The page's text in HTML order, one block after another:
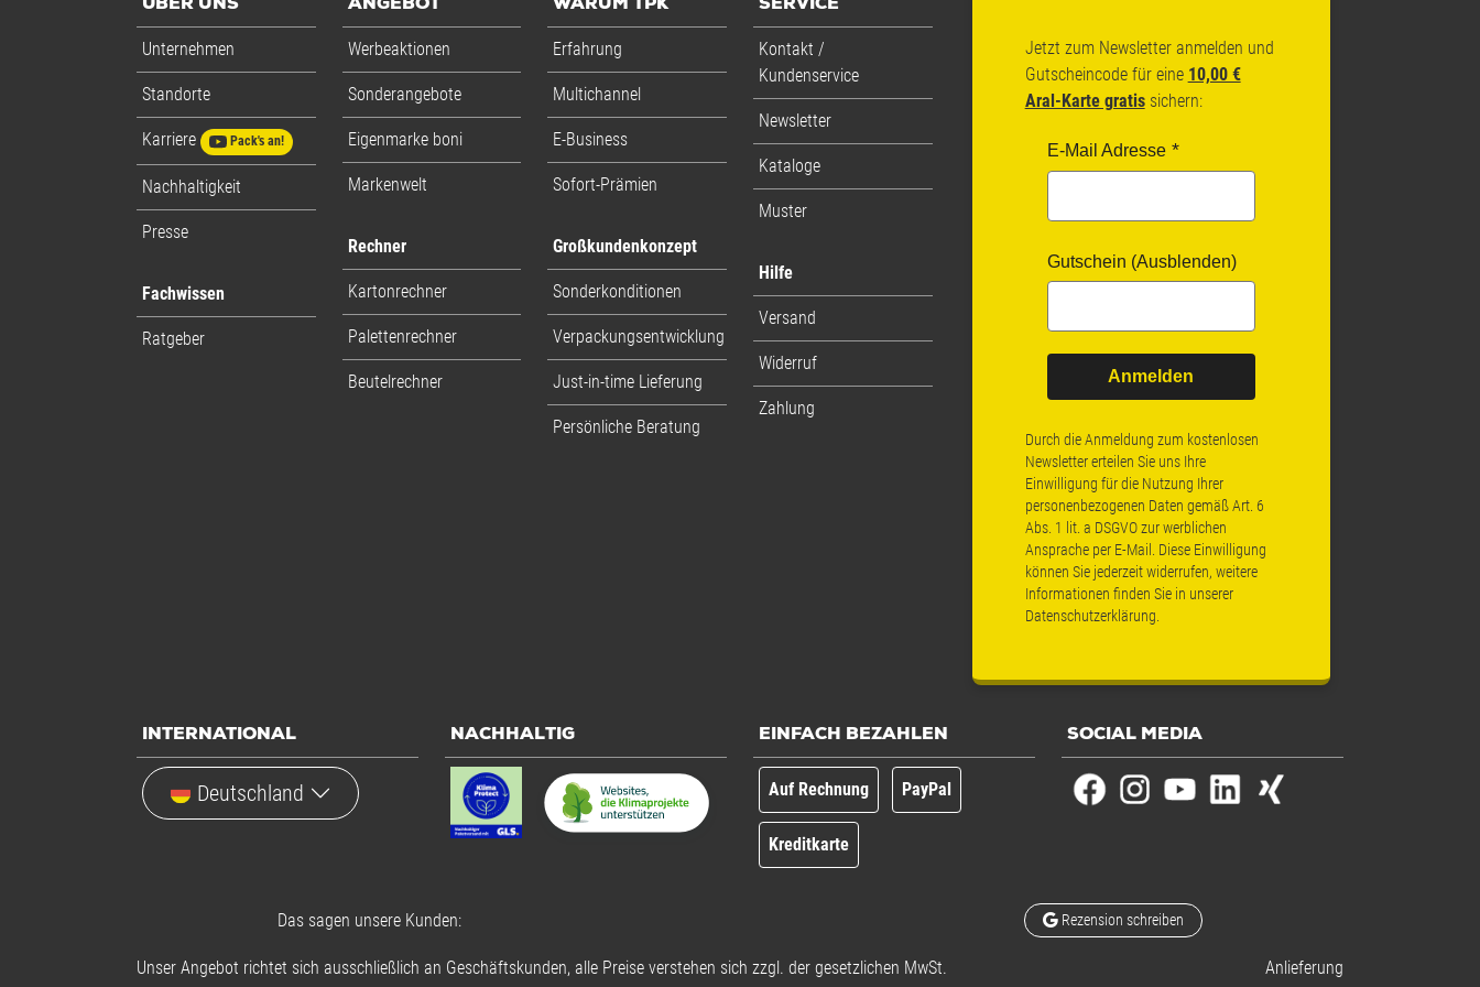
ÜBER UNS
Unternehmen
Standorte
Karriere Pack's an!
Nachhaltigkeit
Presse
Fachwissen
Ratgeber
ANGEBOT
Werbeaktionen
Sonderangebote
Eigenmarke boni
Markenwelt
Rechner
Kartonrechner
Palettenrechner
Beutelrechner
WARUM TPK
Erfahrung
Multichannel
E-Business
Sofort-Prämien
Großkundenkonzept
Sonderkonditionen
Verpackungsentwicklung
Just-in-time Lieferung
Persönliche Beratung
SERVICE
Kontakt /
Kundenservice
Newsletter
Kataloge
Muster
Hilfe
Versand
Widerruf
Zahlung
Jetzt zum Newsletter anmelden und
Gutscheincode für eine 10,00 €
Aral-Karte gratissichern:
E-Mail Adresse
Gutschein (Ausblenden)
Anmelden
Durch die Anmeldung zum kostenlosen
Newsletter erteilen Sie uns Ihre
Einwilligung für die Nutzung Ihrer
personenbezogenen Daten gemäß Art. 6
Abs. 1 lit. a DSGVO zur werblichen
Ansprache per E-Mail. Diese Einwilligung
können Sie jederzeit widerrufen, weitere
Informationen finden Sie in unserer
Datenschutzerklärung
INTERNATIONAL
Deutschland
NACHHALTIG EINFACH BEZAHLEN
Auf Rechnung PayPal
Kreditkarte
SOCIAL MEDIA
Das sagen unsere Kunden: Rezension schreiben
Unser Angebot richtet sich ausschließlich an Geschäftskunden, alle Preise verstehen sich zzgl. der gesetzlichen MwSt. Anlieferung